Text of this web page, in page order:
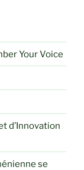
Your Voice
d’Innovation
se